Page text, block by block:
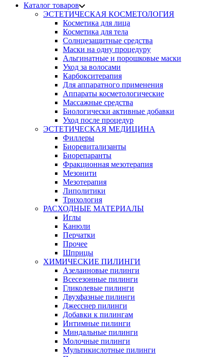
Каталог товаров
ЭСТЕТИЧЕСКАЯ КОСМЕТОЛОГИЯ
Косметика для лица
Косметика для тела
Солнцезащитные средства
Маски на одну процедуру
Альгинатные и порошковые маски
Уход за волосами
Карбокситерапия
Для аппаратного применения
Аппараты косметологические
Массажные средства
Биологически активные добавки
Уход после процедур
ЭСТЕТИЧЕСКАЯ МЕДИЦИНА
Филлеры
Биоревитализанты
Биорепаранты
Фракционная мезотерапия
Мезонити
Мезотерапия
Липолитики
Трихология
РАСХОДНЫЕ МАТЕРИАЛЫ
Иглы
Канюли
Перчатки
Прочее
Шприцы
ХИМИЧЕСКИЕ ПИЛИНГИ
Азелаиновые пилинги
Всесезонные пилинги
Гликолевые пилинги
Двухфазные пилинги
Джесснер пилинги
Добавки к пилингам
Интимные пилинги
Миндальные пилинги
Молочные пилинги
Мультикислотные пилинги